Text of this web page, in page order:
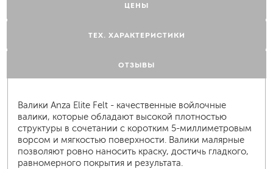
ЦЕНЫ
ТЕХ. ХАРАКТЕРИСТИКИ
ОТЗЫВЫ
Валики Anza Elite Felt - качественные войлочные
валики, которые обладают высокой плотностью
структуры в сочетании с коротким 5-миллиметровым
ворсом и мягкостью поверхности. Валики малярные
позволяют ровно наносить краску, достичь гладкого,
равномерного покрытия и результата.